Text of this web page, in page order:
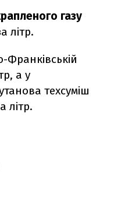
газу
літр.
а у
техсуміш
літр.